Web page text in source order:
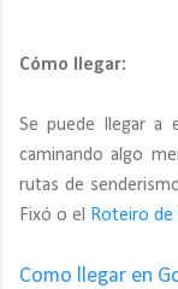
Cómo llegar:
Se puede llegar a
caminando algo
rutas de
Fixó o el
Roteiro de
Como llegar en